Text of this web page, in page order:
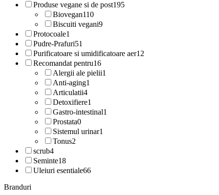
Produse vegane si de post195
Biovegan110
Biscuiti vegani9
Protocoale1
Pudre-Prafuri51
Purificatoare si umidificatoare aer12
Recomandat pentru16
Alergii ale pielii1
Anti-aging1
Articulatii4
Detoxifiere1
Gastro-intestinal1
Prostata0
Sistemul urinar1
Tonus2
scrub4
Seminte18
Uleiuri esentiale66
Branduri